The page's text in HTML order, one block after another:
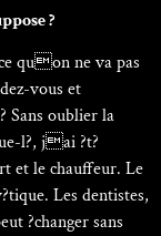
?
quon ne va pas
vous et
Sans oublier la
l?, jai ?t?
et le chauffeur. Le
Les dentistes,
?changer sans